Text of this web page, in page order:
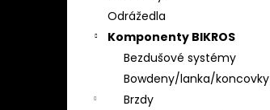
Odrážedla
Komponenty BIKROS
Bezdušové systémy
Bowdeny/lanka/koncovky
Brzdy